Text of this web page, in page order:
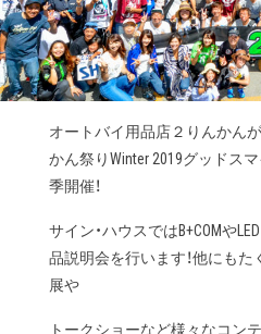
オートバイ用品店２りんかん
かん祭りWinter 2019グッドス
季開催！
サイン・ハウスではB+COMや
品説明会を行います！他にも
展や
トークショーなど様々なコン